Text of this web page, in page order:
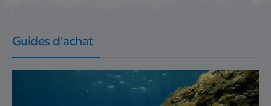
Guides d'achat